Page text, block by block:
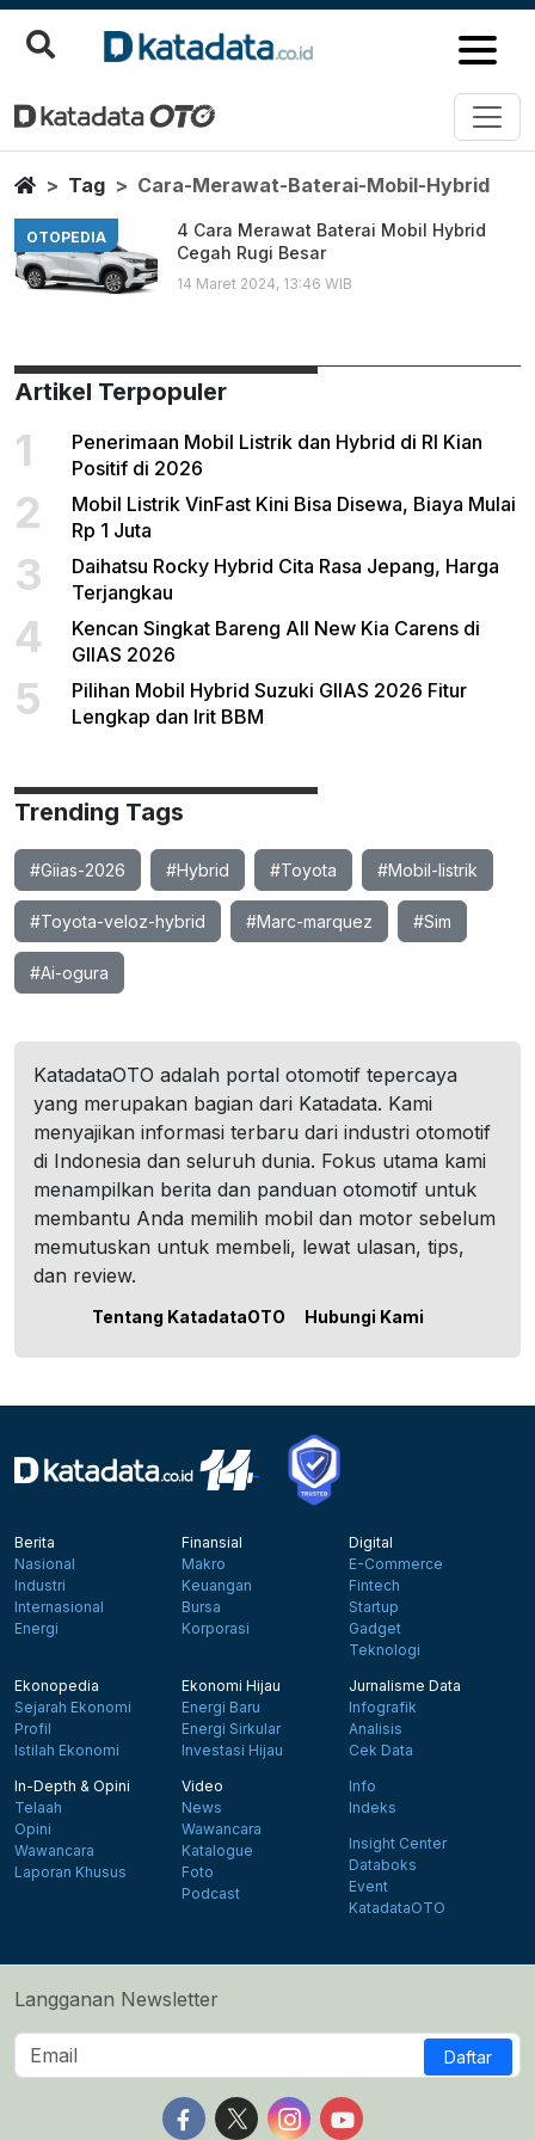
Cara Merawat Baterai Mobil
Berita Terbaru
HomeTag Cara-Merawat-Baterai-Mobil-Hybrid
OTOPEDIA
4 Cara Merawat Baterai Mobil Hybrid
Cegah Rugi Besar
14 Maret 2024, 13:46 WIB
Artikel Terpopuler
1
Penerimaan Mobil Listrik dan Hybrid di RI Kian
Positif di 2026
2
Mobil Listrik VinFast Kini Bisa Disewa, Biaya Mulai
Rp 1 Juta
3
Daihatsu Rocky Hybrid Cita Rasa Jepang, Harga
Terjangkau
4
Kencan Singkat Bareng All New Kia Carens di
GIIAS 2026
5
Pilihan Mobil Hybrid Suzuki GIIAS 2026 Fitur
Lengkap dan Irit BBM
Trending Tags
#Giias-2026 #Hybrid #Toyota #Mobil-listrik
#Toyota-veloz-hybrid #Marc-marquez #Sim
#Ai-ogura
KatadataOTO adalah portal otomotif tepercaya
yang merupakan bagian dari Katadata. Kami
menyajikan informasi terbaru dari industri otomotif
di Indonesia dan seluruh dunia. Fokus utama kami
menampilkan berita dan panduan otomotif untuk
membantu Anda memilih mobil dan motor sebelum
memutuskan untuk membeli, lewat ulasan, tips,
dan review.
Tentang KatadataOTO Hubungi Kami
Berita
Nasional
Industri
Internasional
Energi
Finansial
Makro
Keuangan
Bursa
Korporasi
Digital
E-Commerce
Fintech
Startup
Gadget
Teknologi
Ekonopedia
Sejarah Ekonomi
Profil
Istilah Ekonomi
Ekonomi Hijau
Energi Baru
Energi Sirkular
Investasi Hijau
Jurnalisme Data
Infografik
Analisis
Cek Data
In-Depth & Opini
Telaah
Opini
Wawancara
Laporan Khusus
Video
News
Wawancara
Katalogue
Foto
Podcast
Info
Indeks
Insight Center
Databoks
Event
KatadataOTO
Langganan Newsletter
Daftar
Follow us on Facebook
Follow us on X
Follow us on Instagram
Follow us on